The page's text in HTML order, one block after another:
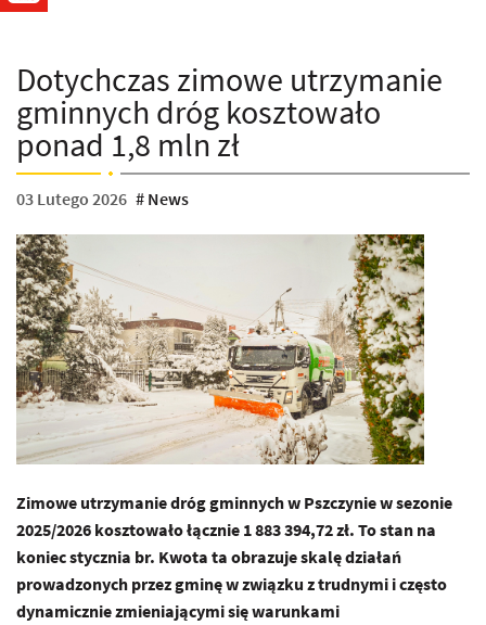
Dotychczas zimowe utrzymanie
gminnych dróg kosztowało
ponad 1,8 mln zł
03 Lutego 2026
News
Zimowe utrzymanie dróg gminnych w Pszczynie w sezonie
2025/2026 kosztowało łącznie 1 883 394,72 zł. To stan na
koniec stycznia br. Kwota ta obrazuje skalę działań
prowadzonych przez gminę w związku z trudnymi i często
dynamicznie zmieniającymi się warunkami